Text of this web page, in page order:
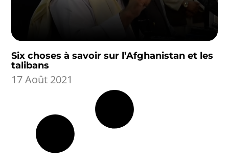
Six choses à savoir sur l’Afghanistan et les
talibans
17 Août 2021